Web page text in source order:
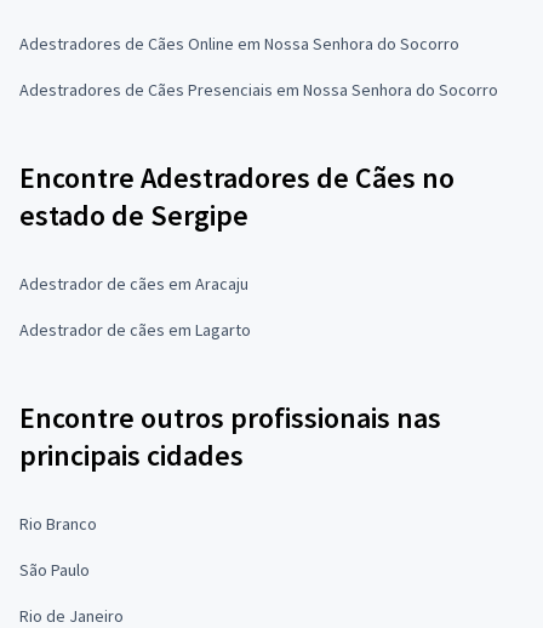
Adestradores de Cães Online em Nossa Senhora do Socorro
Adestradores de Cães Presenciais em Nossa Senhora do Socorro
Encontre Adestradores de Cães no
estado de Sergipe
Adestrador de cães em Aracaju
Adestrador de cães em Lagarto
Encontre outros profissionais nas
principais cidades
Rio Branco
São Paulo
Rio de Janeiro